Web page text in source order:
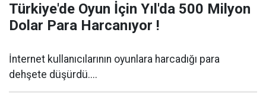
Türkiye'de Oyun İçin Yıl'da 500 Milyon
Dolar Para Harcanıyor !
İnternet kullanıcılarının oyunlara harcadığı para
dehşete düşürdü....